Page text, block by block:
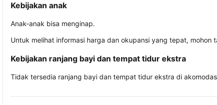
Kebijakan anak
Anak-anak bisa menginap.
Untuk melihat informasi harga dan okupansi yang tepat,
Kebijakan ranjang bayi dan tempat tidur ekstra
Tidak tersedia ranjang bayi dan tempat tidur ekstra di